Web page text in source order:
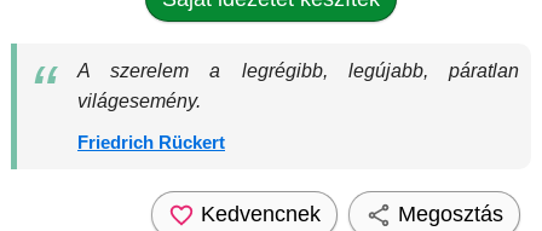
A szerelem a legrégibb, legújabb, páratlan
világesemény.
Friedrich Rückert
Kedvencnek Megosztás